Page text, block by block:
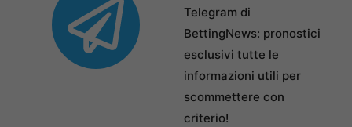
Telegram di
BettingNews: pronostici
esclusivi tutte le
informazioni utili per
scommettere con
criterio!